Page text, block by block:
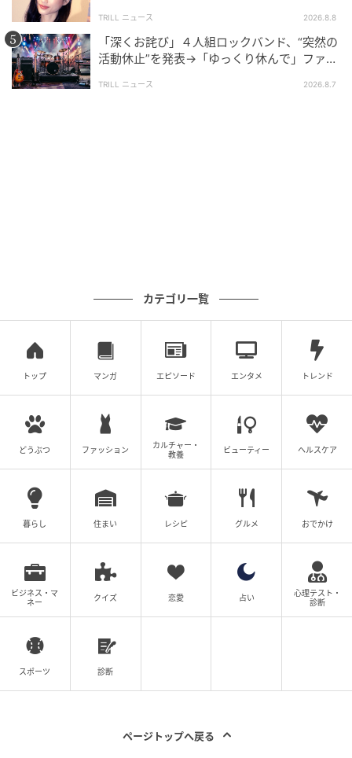
TRILL ニュース 2026.8.8
「深くお詫び」４人組ロックバンド、“突然の
活動休止”を発表→「ゆっくり休んで」ファン
TRILL ニュース 2026.8.7
カテゴリ一覧
トップ マンガ エピソード エンタメ トレンド
どうぶつ ファッション
カルチャー・
教養
ビューティー ヘルスケア
暮らし 住まい レシピ グルメ おでかけ
ビジネス・マ
ネー
クイズ 恋愛 占い
心理テスト・
診断
スポーツ 診断
ページトップへ戻る